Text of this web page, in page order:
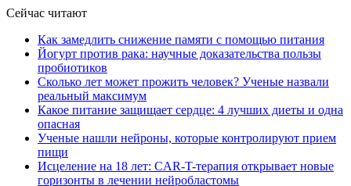
Сейчас читают
Как замедлить снижение памяти с помощью питания
Йогурт против рака: научные доказательства пользы
пробиотиков
Сколько лет может прожить человек? Ученые назвали
реальный максимум
Какое питание защищает сердце: 4 лучших диеты и одна
опасная
Ученые нашли нейроны, которые контролируют прием
пищи
Исцеление на 18 лет: CAR-T-терапия открывает новые
горизонты в лечении нейробластомы